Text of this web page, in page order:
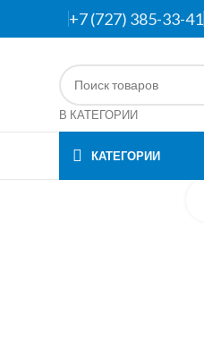
+7 (727) 385-33-41
В КАТЕГОРИИ
КАТЕГОРИИ